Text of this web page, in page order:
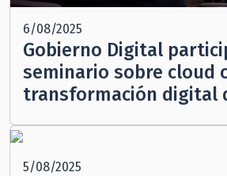
6/08/2025
Gobierno Digital
seminario sobre cloud
transformación digital
5/08/2025